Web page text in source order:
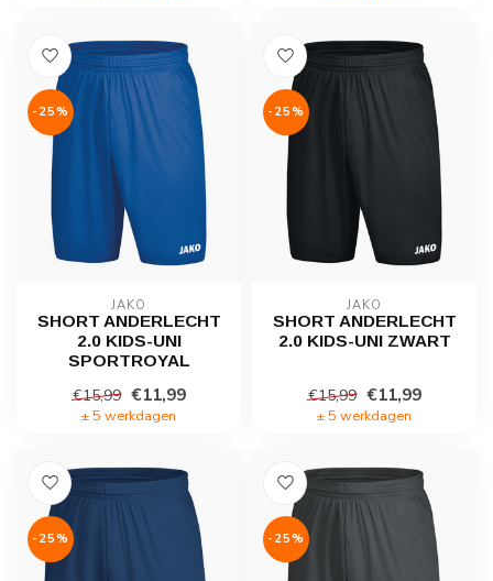
-25%
JAKO
SHORT ANDERLECHT
2.0 KIDS-UNI
SPORTROYAL
€15,99 €11,99
± 5 werkdagen
-25%
JAKO
SHORT ANDERLECHT
2.0 KIDS-UNI ZWART
€15,99 €11,99
± 5 werkdagen
-25% -25%